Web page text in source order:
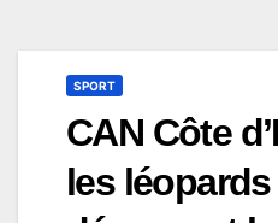
SPORT
CAN Côte
les léopards